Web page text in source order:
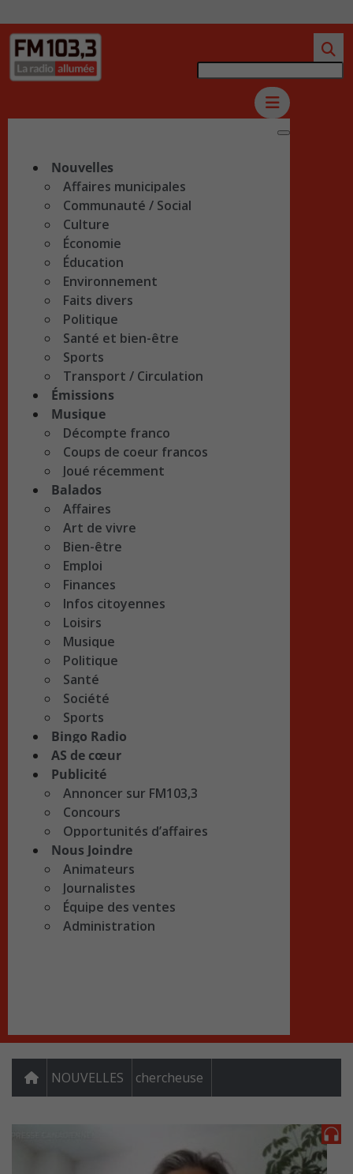
Nouvelles
Affaires municipales
Communauté / Social
Culture
Économie
Éducation
Environnement
Faits divers
Politique
Santé et bien-être
Sports
Transport / Circulation
Émissions
Musique
Décompte franco
Coups de coeur francos
Joué récemment
Balados
Affaires
Art de vivre
Bien-être
Emploi
Finances
Infos citoyennes
Loisirs
Musique
Politique
Santé
Société
Sports
Bingo Radio
AS de cœur
Publicité
Annoncer sur FM103,3
Concours
Opportunités d’affaires
Nous Joindre
Animateurs
Journalistes
Équipe des ventes
Administration
NOUVELLES chercheuse